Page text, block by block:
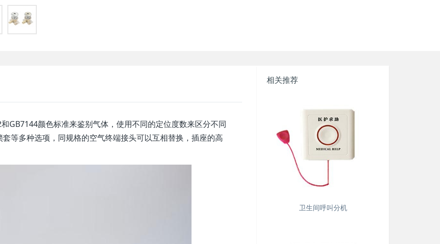
GB7144颜色标准来鉴别气体，使用不同的定位度数来区分不同
等多种选项，同规格的空气终端接头可以互相替换，插座的高
相关推荐
卫生间呼叫分机